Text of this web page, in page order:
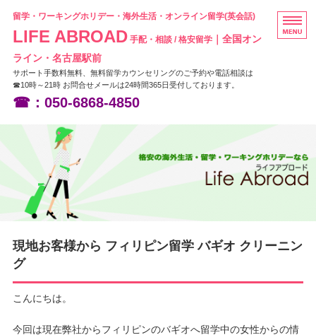
留学・ワーキングホリデー・海外生活・オンライン留学(英会話)
LIFE ABROAD手配・相談 / 格安留学｜全国オン
ライン・名古屋駅前
サポート手数料無料、無料留学カウンセリングのご予約や電話相談は
☎10時～21時 お問合せメールは24時間365日受付しております。
☎：050-6868-4850
HOME
フィリピン留学
ニュージーランド留学
お問い合わせ
現地お客様から フィリピン留学 バギオ クリーニン
グ
こんにちは。
今回は現在弊社からフィリピンのバギオへ留学中の女性からの情